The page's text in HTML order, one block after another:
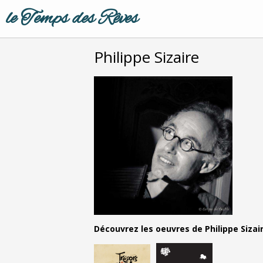
le Temps des Rêves
Philippe Sizaire
Découvrez les oeuvres de Philippe